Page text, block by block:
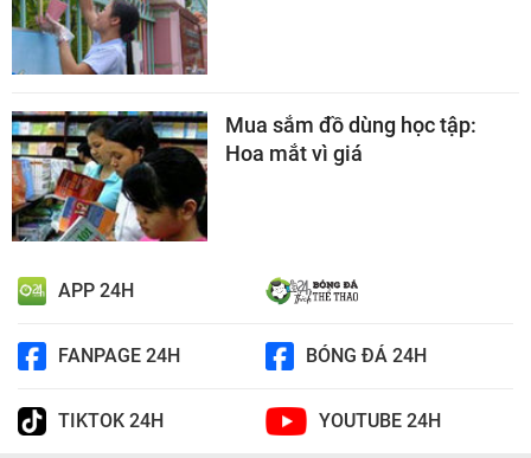
Mua sắm đồ dùng học tập:
Hoa mắt vì giá
APP 24H
FANPAGE 24H BÓNG ĐÁ 24H
TIKTOK 24H YOUTUBE 24H